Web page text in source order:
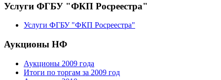
Услуги ФГБУ "ФКП Росреестра"
Услуги ФГБУ "ФКП Росреестра"
Аукционы НФ
Аукционы 2009 года
Итоги по торгам за 2009 год